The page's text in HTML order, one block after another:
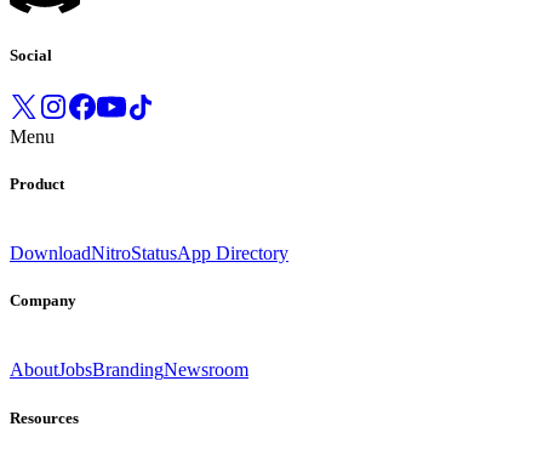
Social
Menu
Product
DownloadNitroStatusApp Directory
Company
AboutJobsBrandingNewsroom
Resources